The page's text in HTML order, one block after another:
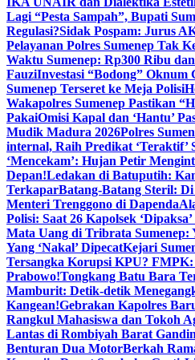
Lagi “Pesta Sampah”, Bupati
Regulasi?Sidak Pospam: Jurus
Pelayanan Polres Sumenep Tak
Waktu Sumenep: Rp300 Ribu
FauziInvestasi “Bodong” Oknum
Sumenep Terseret ke Meja Polisi
Wakapolres Sumenep Pastikan
PakaiOmisi Kapal dan ‘Hantu’
Mudik Madura 2026Polres
internal, Raih Predikat ‘Teraktif’
‘Mencekam’: Hujan Petir
Depan!Ledakan di Batuputih:
TerkaparBatang-Batang Steril:
Menteri Trenggono di Dapenda
Polisi: Saat 26 Kapolsek
Mata Uang di Tribrata Sumenep:
Yang ‘Nakal’ DipecatKejari
Tersangka Korupsi KPU? FMPK:
Prabowo!Tongkang Batu Bara
Mamburit: Detik-detik
Kangean!Gebrakan Kapolres
Rangkul Mahasiswa dan Tokoh
Lantas di Rombiyah Barat
Benturan Dua MotorBerkah